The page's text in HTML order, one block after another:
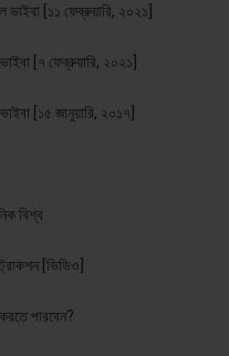
ভাইবা [১১ ফেব্রুয়ারি, ২০২১]
[৭ ফেব্রুয়ারি, ২০২১]
[১৫ জানুয়ারি, ২০১৭]
বিশ্ব
[ভিডিও]
পারবেন?